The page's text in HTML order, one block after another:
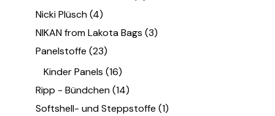
Nicki Plüsch (4)
NIKAN from Lakota Bags (3)
Panelstoffe (23)
Kinder Panels (16)
Ripp - Bündchen (14)
Softshell- und Steppstoffe (1)